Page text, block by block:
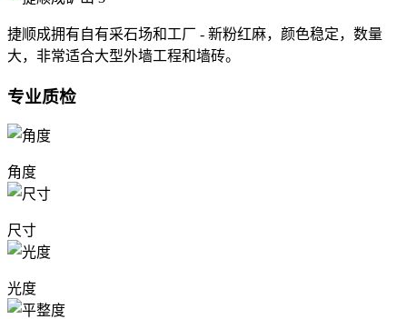
捷顺成拥有自有采石场和工厂 - 新粉红麻，颜色稳定，数量
大，非常适合大型外墙工程和墙砖。
专业质检
角度
尺寸
光度